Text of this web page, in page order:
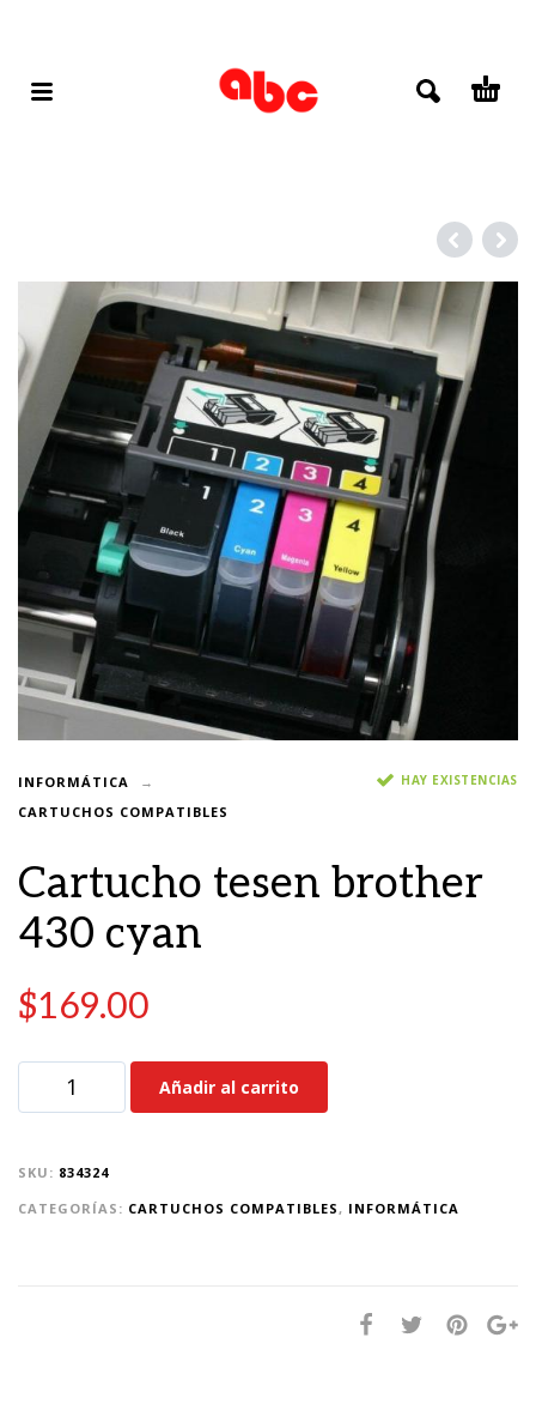
INFORMÁTICA
CARTUCHOS COMPATIBLES
HAY EXISTENCIAS
Cartucho tesen brother
430 cyan
$169.00
Añadir al carrito
SKU: 834324
CATEGORÍAS: CARTUCHOS COMPATIBLES, INFORMÁTICA